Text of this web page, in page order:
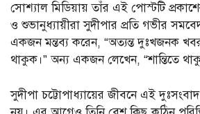
সোশ্যাল মিডিয়ায় তাঁর এই পোস্টটি
ও শুভানুধ্যায়ীরা সুদীপার প্রতি গভীর
একজন মন্তব্য করেন, “অত্যন্ত দুঃখজনক
থাকুক।” অন্য একজন লেখেন, “শান্তিতে
সুদীপা চট্টোপাধ্যায়ের জীবনে এই